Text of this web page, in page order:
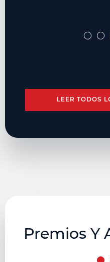
LEER TODOS
Premios Y